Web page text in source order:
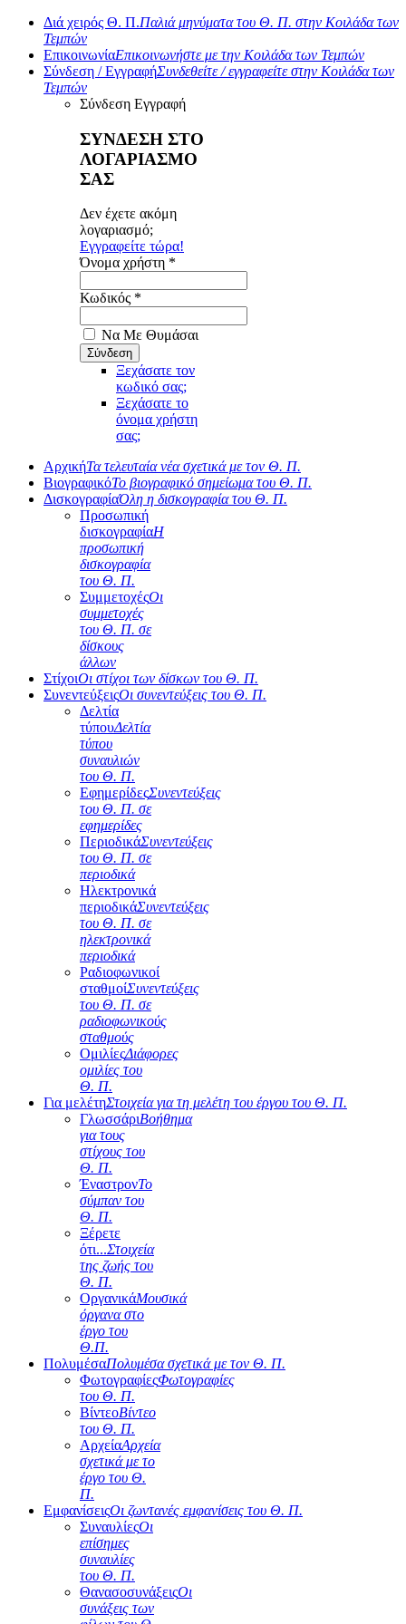
Διά χειρός Θ. Π.Παλιά μηνύματα του Θ. Π. στην Κοιλάδα των
Τεμπών
ΕπικοινωνίαΕπικοινωνήστε με την Κοιλάδα των Τεμπών
Σύνδεση / ΕγγραφήΣυνδεθείτε / εγγραφείτε στην Κοιλάδα των
Τεμπών
Σύνδεση Εγγραφή
ΣΥΝΔΕΣΗ ΣΤΟ
ΛΟΓΑΡΙΑΣΜΟ
ΣΑΣ
Δεν έχετε ακόμη
λογαριασμό;
Εγγραφείτε τώρα!
Όνομα χρήστη *
Κωδικός *
Να Με Θυμάσαι
Ξεχάσατε τον
κωδικό σας;
Ξεχάσατε το
όνομα χρήστη
σας;
ΑρχικήΤα τελευταία νέα σχετικά με τον Θ. Π.
ΒιογραφικόΤο βιογραφικό σημείωμα του Θ. Π.
ΔισκογραφίαΌλη η δισκογραφία του Θ. Π.
Προσωπική
δισκογραφίαΗ
προσωπική
δισκογραφία
του Θ. Π.
ΣυμμετοχέςΟι
συμμετοχές
του Θ. Π. σε
δίσκους
άλλων
ΣτίχοιΟι στίχοι των δίσκων του Θ. Π.
ΣυνεντεύξειςΟι συνεντεύξεις του Θ. Π.
Δελτία
τύπουΔελτία
τύπου
συναυλιών
του Θ. Π.
ΕφημερίδεςΣυνεντεύξεις
του Θ. Π. σε
εφημερίδες
ΠεριοδικάΣυνεντεύξεις
του Θ. Π. σε
περιοδικά
Ηλεκτρονικά
περιοδικάΣυνεντεύξεις
του Θ. Π. σε
ηλεκτρονικά
περιοδικά
Ραδιοφωνικοί
σταθμοίΣυνεντεύξεις
του Θ. Π. σε
ραδιοφωνικούς
σταθμούς
ΟμιλίεςΔιάφορες
ομιλίες του
Θ. Π.
Για μελέτηΣτοιχεία για τη μελέτη του έργου του Θ. Π.
ΓλωσσάριΒοήθημα
για τους
στίχους του
Θ. Π.
ΈναστρονΤο
σύμπαν του
Θ. Π.
Ξέρετε
ότι...Στοιχεία
της ζωής του
Θ. Π.
ΟργανικάΜουσικά
όργανα στο
έργο του
Θ.Π.
ΠολυμέσαΠολυμέσα σχετικά με τον Θ. Π.
ΦωτογραφίεςΦωτογραφίες
του Θ. Π.
ΒίντεοΒίντεο
του Θ. Π.
ΑρχείαΑρχεία
σχετικά με το
έργο του Θ.
Π.
ΕμφανίσειςΟι ζωντανές εμφανίσεις του Θ. Π.
ΣυναυλίεςΟι
επίσημες
συναυλίες
του Θ. Π.
ΘανασοσυνάξειςΟι
συνάξεις των